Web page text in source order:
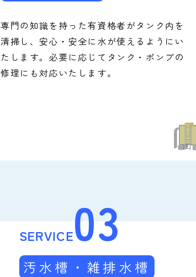
専門の知識を持った有資格者がタンク内を
清掃し、安心・安全に水が使えるようにい
たします。必要に応じてタンク・ポンプの
修理にも対応いたします。
SERVICE03
汚水槽・雑排水槽